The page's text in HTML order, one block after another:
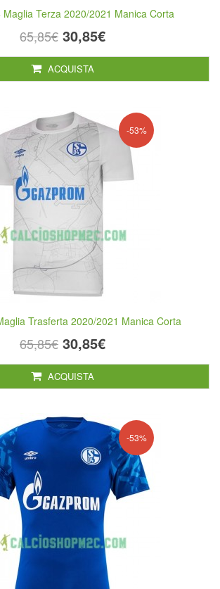
Maglia Terza 2020/2021 Manica Corta
65,85€ 30,85€
ACQUISTA
-53%
Trasferta 2020/2021 Manica Corta
65,85€ 30,85€
ACQUISTA
-53%